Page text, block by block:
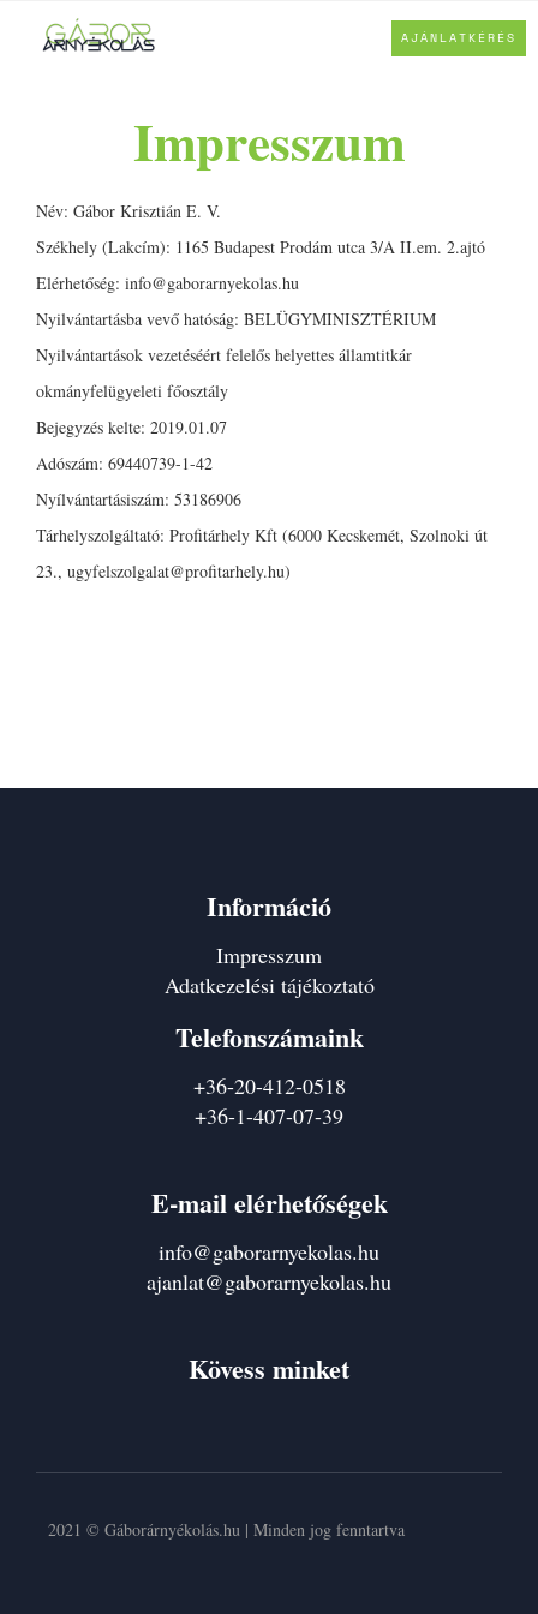
AJÁNLATKÉRÉS
Impresszum
Név: Gábor Krisztián E. V.
Székhely (Lakcím): 1165 Budapest Prodám utca 3/A II.em. 2.ajtó
Elérhetőség: info@gaborarnyekolas.hu
Nyilvántartásba vevő hatóság: BELÜGYMINISZTÉRIUM
Nyilvántartások vezetéséért felelős helyettes államtitkár
okmányfelügyeleti főosztály
Bejegyzés kelte: 2019.01.07
Adószám: 69440739-1-42
Nyílvántartásiszám: 53186906
Tárhelyszolgáltató: Profitárhely Kft (6000 Kecskemét, Szolnoki út
23., ugyfelszolgalat@profitarhely.hu)
Információ
Impresszum
Adatkezelési tájékoztató
Telefonszámaink
+36-20-412-0518
+36-1-407-07-39
E-mail elérhetőségek
info@gaborarnyekolas.hu
ajanlat@gaborarnyekolas.hu
Kövess minket
2021 © Gáborárnyékolás.hu | Minden jog fenntartva